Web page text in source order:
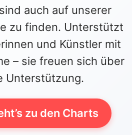
auch auf unserer
zu finden. Unterstützt
und Künstler mit
– sie freuen sich über
Unterstützung.
zu den Charts